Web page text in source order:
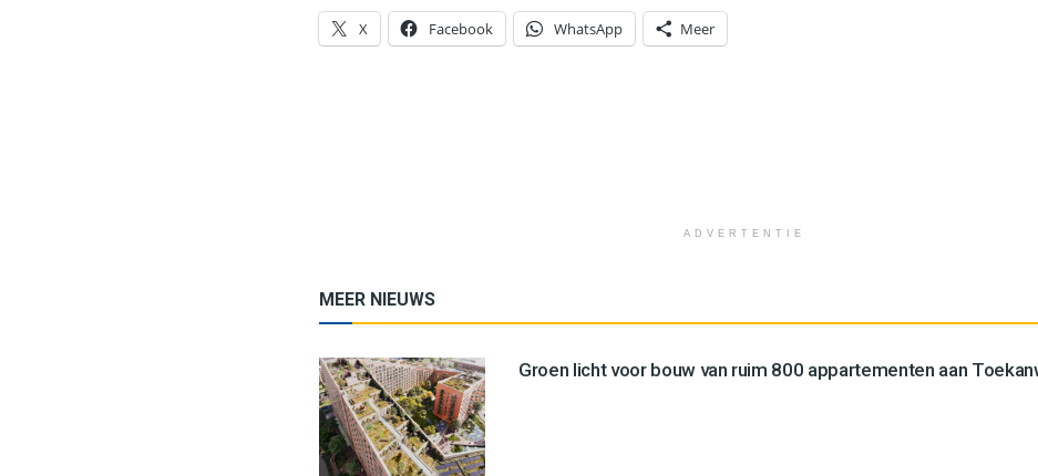
X Facebook WhatsApp Meer
ADVERTENTIE
MEER NIEUWS
Groen licht voor bouw van ruim 800 appartementen aan